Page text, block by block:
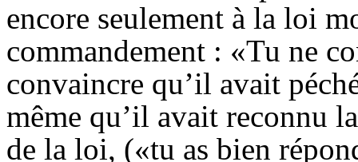
encore seulement à la loi
commandement : «Tu ne
convaincre qu’il avait
même qu’il avait reconnu
de la loi, («tu as bien